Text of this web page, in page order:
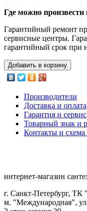
Где можно
Гарантийный ремонт
сервисные центры.
гарантийный срок при
Добавить в корзину
Производители
Доставка и оплата
Гарантия и сервис
Товарный знак и
Контакты и схема
интернет-магазин
г. Санкт-Петербург, ТК
м. "Международная",